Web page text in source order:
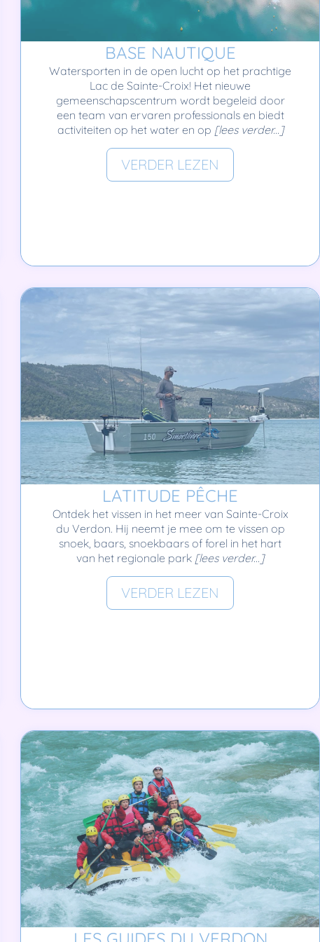
BASE NAUTIQUE
Watersporten in de open lucht op het prachtige
Lac de Sainte-Croix! Het nieuwe
gemeenschapscentrum wordt begeleid door
een team van ervaren professionals en biedt
activiteiten op het water en op [lees verder...]
VERDER LEZEN
LATITUDE PÊCHE
Ontdek het vissen in het meer van Sainte-Croix
du Verdon. Hij neemt je mee om te vissen op
snoek, baars, snoekbaars of forel in het hart
van het regionale park [lees verder...]
VERDER LEZEN